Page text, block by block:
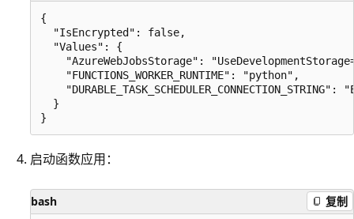
{
  "IsEncrypted": false,
  "Values": {
"AzureWebJobsStorage":
    "FUNCTIONS_WORKER_RUNTIME": "python",
"DURABLE_TASK_SCHEDULER_CONNECTION_STRING":
  }
启动函数应用：
bash 复制